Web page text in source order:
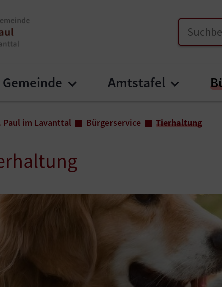
Submenu for "Unsere
Amtstafel
Paul im Lavanttal Bürgerservice Tierhaltung